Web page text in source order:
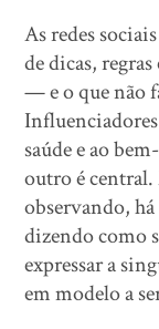
As redes
de dicas,
— e o que não
saúde e ao
outro é
observando,
dizendo como
expressar a
em modelo a